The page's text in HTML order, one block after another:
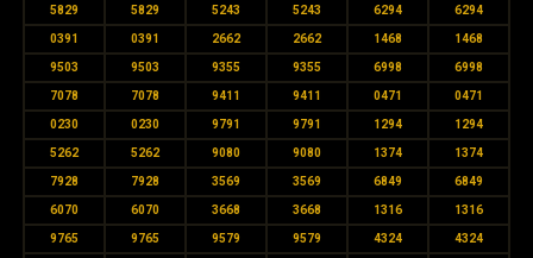
5829 5829 5243 5243 6294 6294
0391 0391 2662 2662 1468 1468
9503 9503 9355 9355 6998 6998
7078 7078 9411 9411 0471 0471
0230 0230 9791 9791 1294 1294
5262 5262 9080 9080 1374 1374
7928 7928 3569 3569 6849 6849
6070 6070 3668 3668 1316 1316
9765 9765 9579 9579 4324 4324